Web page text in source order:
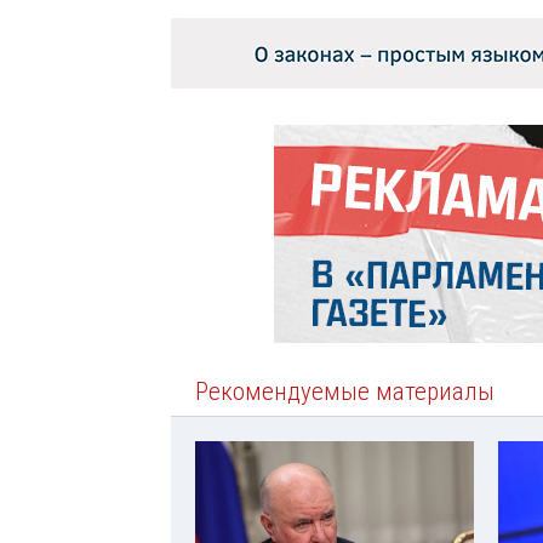
Рекомендуемые материалы